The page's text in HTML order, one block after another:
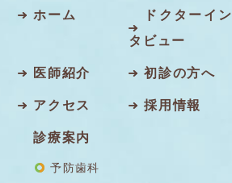
ホーム
ドクターイン
タビュー
医師紹介 初診の方へ
アクセス 採用情報
診療案内
予防歯科